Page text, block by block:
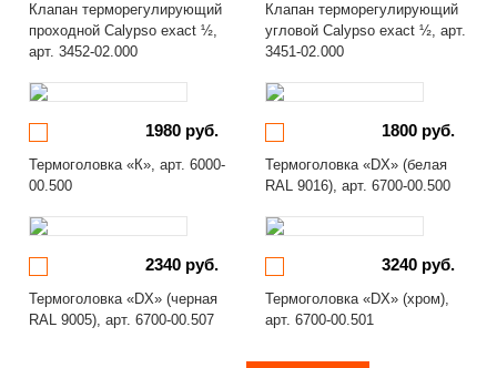
Клапан терморегулирующий
проходной Calypso exact ½,
арт. 3452-02.000
Клапан терморегулирующий
угловой Calypso exact ½, арт.
3451-02.000
1980 руб.
Термоголовка «К», арт. 6000-
00.500
1800 руб.
Термоголовка «DX» (белая
RAL 9016), арт. 6700-00.500
2340 руб.
Термоголовка «DX» (черная
RAL 9005), арт. 6700-00.507
3240 руб.
Термоголовка «DX» (хром),
арт. 6700-00.501